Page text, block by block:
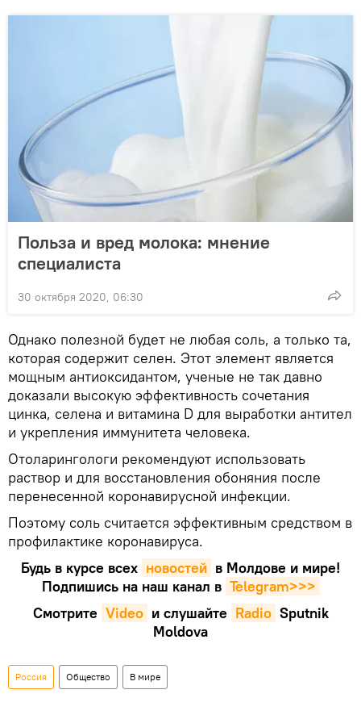
Польза и вред молока: мнение
специалиста
30 октября 2020, 06:30
Однако полезной будет не любая соль, а только та,
которая содержит селен. Этот элемент является
мощным антиоксидантом, ученые не так давно
доказали высокую эффективность сочетания
цинка, селена и витамина D для выработки антител
и укрепления иммунитета человека.
Отоларингологи рекомендуют использовать
раствор и для восстановления обоняния после
перенесенной коронавирусной инфекции.
Поэтому соль считается эффективным средством в
профилактике коронавируса.
Будь в курсе всех новостей в Молдове и мире!
Подпишись на наш канал в Telegram>>>
Смотрите Video и слушайте Radio Sputnik
Moldova
Россия Общество В мире